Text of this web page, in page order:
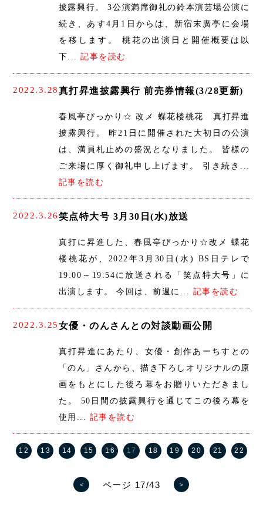
披露興行。 3公演満席御礼の鈴本演芸場公演に
続き、あす4月1日からは、新宿末廣亭に会場
を移します。 桃花の出演日と開催概要は以
下...記事を読む
2022.3.28真打昇進披露興行 前売券情報(3/28更新)
春風亭ぴっかり☆ 改メ 蝶花楼桃花 真打昇進
披露興行。 昨21日に開催された大初日の公演
は、満員札止めの盛況となりました。 皆様の
ご来場に厚く御礼申し上げます。 引き続き...
記事を読む
2022.3.26笑点特大号 3月30日(水)放送
真打に昇進した、春風亭ぴっかり☆改メ 蝶花
楼桃花が、2022年3月30日(水) BS日テレで
19:00～19:54に放送される「笑点特大号」に
出演します。 今回は、前週に... 記事を読む
2022.3.25女優・のんさんとの対談動画公開
真打昇進にあたり、女優・創作あーちすとの
「のん」さんから、描き下ろしオリジナルの原
画をもとにした後ろ幕をお贈りいただきまし
た。 50日間の披露興行を通じてこの後ろ幕を
使用... 記事を読む
12 13 14 15 16 17 18 19 20 21 22
＜ ページ 17/43 ＞